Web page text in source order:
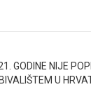
GODINE NIJE
U